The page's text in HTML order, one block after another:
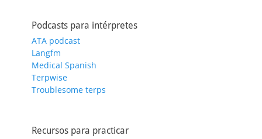
Podcasts para intérpretes
ATA podcast
Langfm
Medical Spanish
Terpwise
Troublesome terps
Recursos para practicar